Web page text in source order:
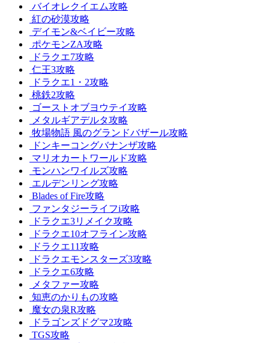
バイオレクイエム攻略
紅の砂漠攻略
デイモン&ベイビー攻略
ポケモンZA攻略
ドラクエ7攻略
仁王3攻略
ドラクエ1・2攻略
桃鉄2攻略
ゴーストオブヨウテイ攻略
メタルギアデルタ攻略
牧場物語 風のグランドバザール攻略
ドンキーコングバナンザ攻略
マリオカートワールド攻略
モンハンワイルズ攻略
エルデンリング攻略
Blades of Fire攻略
ファンタジーライフi攻略
ドラクエ3リメイク攻略
ドラクエ10オフライン攻略
ドラクエ11攻略
ドラクエモンスターズ3攻略
ドラクエ6攻略
メタファー攻略
知恵のかりもの攻略
魔女の泉R攻略
ドラゴンズドグマ2攻略
TGS攻略